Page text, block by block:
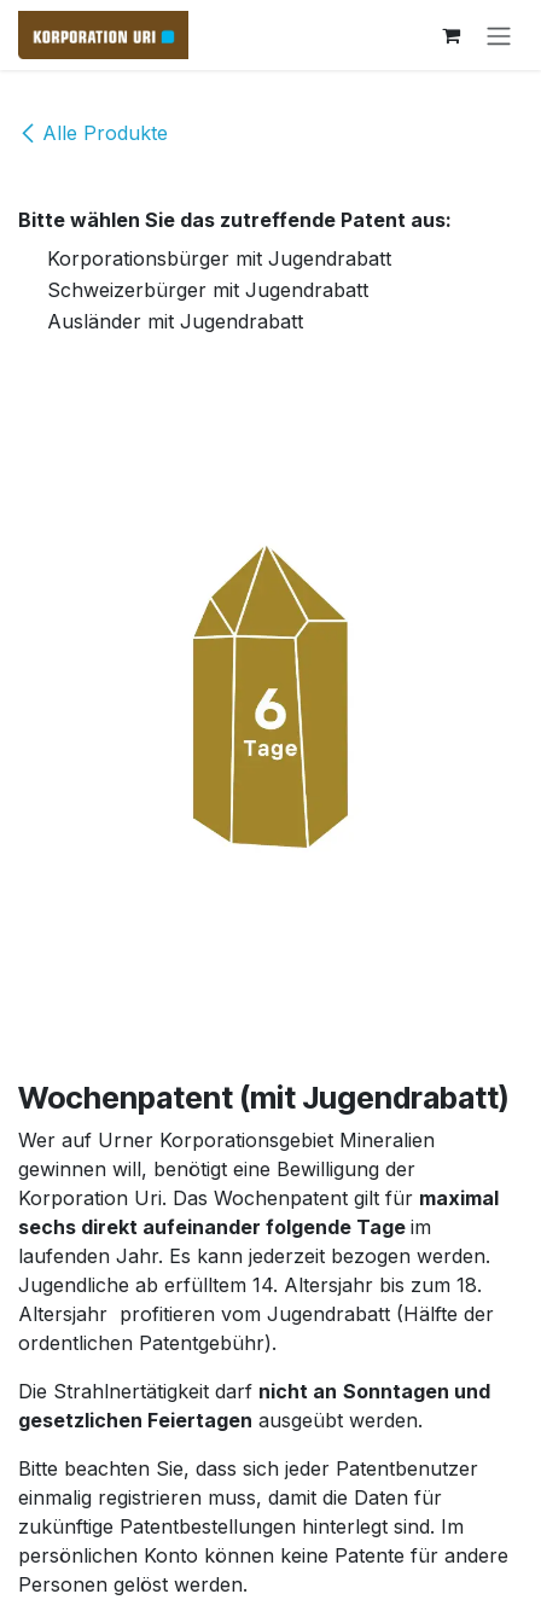
Zum Inhalt springen
Alle Produkte
Bitte wählen Sie das zutreffende Patent aus:
Korporationsbürger mit Jugendrabatt
Schweizerbürger mit Jugendrabatt
Ausländer mit Jugendrabatt
Wochenpatent (mit Jugendrabatt)
Wer auf Urner Korporationsgebiet Mineralien
gewinnen will, benötigt eine Bewilligung der
Korporation Uri. Das Wochenpatent gilt für maximal
sechs direkt aufeinander folgende Tage im
laufenden Jahr. Es kann jederzeit bezogen werden.
Jugendliche ab erfülltem 14. Altersjahr bis zum 18.
Altersjahr profitieren vom Jugendrabatt (Hälfte der
ordentlichen Patentgebühr).
Die Strahlnertätigkeit darf nicht an Sonntagen und
gesetzlichen Feiertagen ausgeübt werden.
Bitte beachten Sie, dass sich jeder Patentbenutzer
einmalig registrieren muss, damit die Daten für
zukünftige Patentbestellungen hinterlegt sind. Im
persönlichen Konto können keine Patente für andere
Personen gelöst werden.